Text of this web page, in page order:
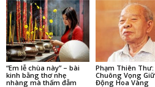
“Em lễ chùa này” – bài
kinh bằng thơ nhẹ
nhàng mà thấm đẫm
Phạm Thiên
Chuông Vọng
Động Hoa Vàng